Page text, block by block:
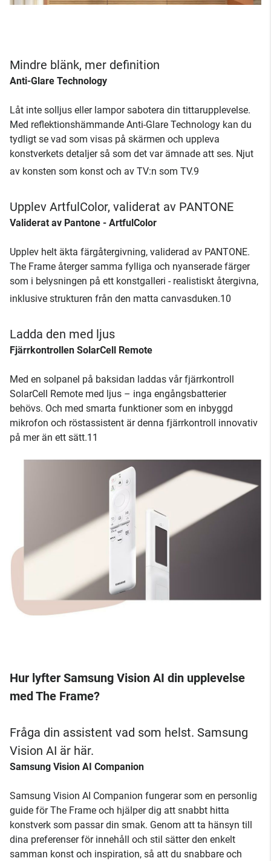
Mindre blänk, mer definition
Anti-Glare Technology
Låt inte solljus eller lampor sabotera din tittarupplevelse.
Med reflektionshämmande Anti-Glare Technology kan du
tydligt se vad som visas på skärmen och uppleva
konstverkets detaljer så som det var ämnade att ses. Njut
av konsten som konst och av TV:n som TV.9
Upplev ArtfulColor, validerat av PANTONE
Validerat av Pantone - ArtfulColor
Upplev helt äkta färgåtergivning, validerad av PANTONE.
The Frame återger samma fylliga och nyanserade färger
som i belysningen på ett konstgalleri - realistiskt återgivna,
inklusive strukturen från den matta canvasduken.10
Ladda den med ljus
Fjärrkontrollen SolarCell Remote
Med en solpanel på baksidan laddas vår fjärrkontroll
SolarCell Remote med ljus – inga engångsbatterier
behövs. Och med smarta funktioner som en inbyggd
mikrofon och röstassistent är denna fjärrkontroll innovativ
på mer än ett sätt.11
Hur lyfter Samsung Vision AI din upplevelse
med The Frame?
Fråga din assistent vad som helst. Samsung
Vision AI är här.
Samsung Vision AI Companion
Samsung Vision AI Companion fungerar som en personlig
guide för The Frame och hjälper dig att snabbt hitta
konstverk som passar din smak. Genom att ta hänsyn till
dina preferenser för innehåll och stil sätter den enkelt
samman konst och inspiration, så att du snabbare och